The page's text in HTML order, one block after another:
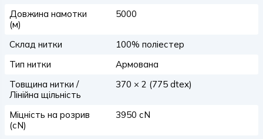
Довжина намотки
(м)
5000
Склад нитки
100% поліестер
Тип нитки
Армована
Товщина нитки /
Лінійна щільність
370 × 2 (775 dtex)
Міцність на розрив
(сN)
3950 сN